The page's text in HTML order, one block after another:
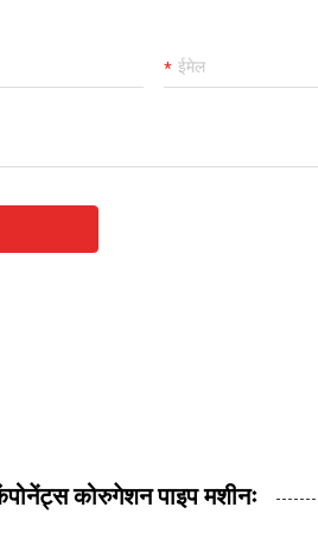
कोरुगेशन पाइप मशीनः